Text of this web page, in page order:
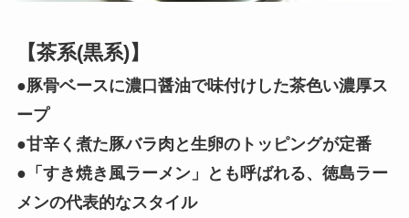
【茶系(黒系)】
●豚骨ベースに濃口醤油で味付けした茶色い濃厚ス
ープ
●甘辛く煮た豚バラ肉と生卵のトッピングが定番
●「すき焼き風ラーメン」とも呼ばれる、徳島ラー
メンの代表的なスタイル